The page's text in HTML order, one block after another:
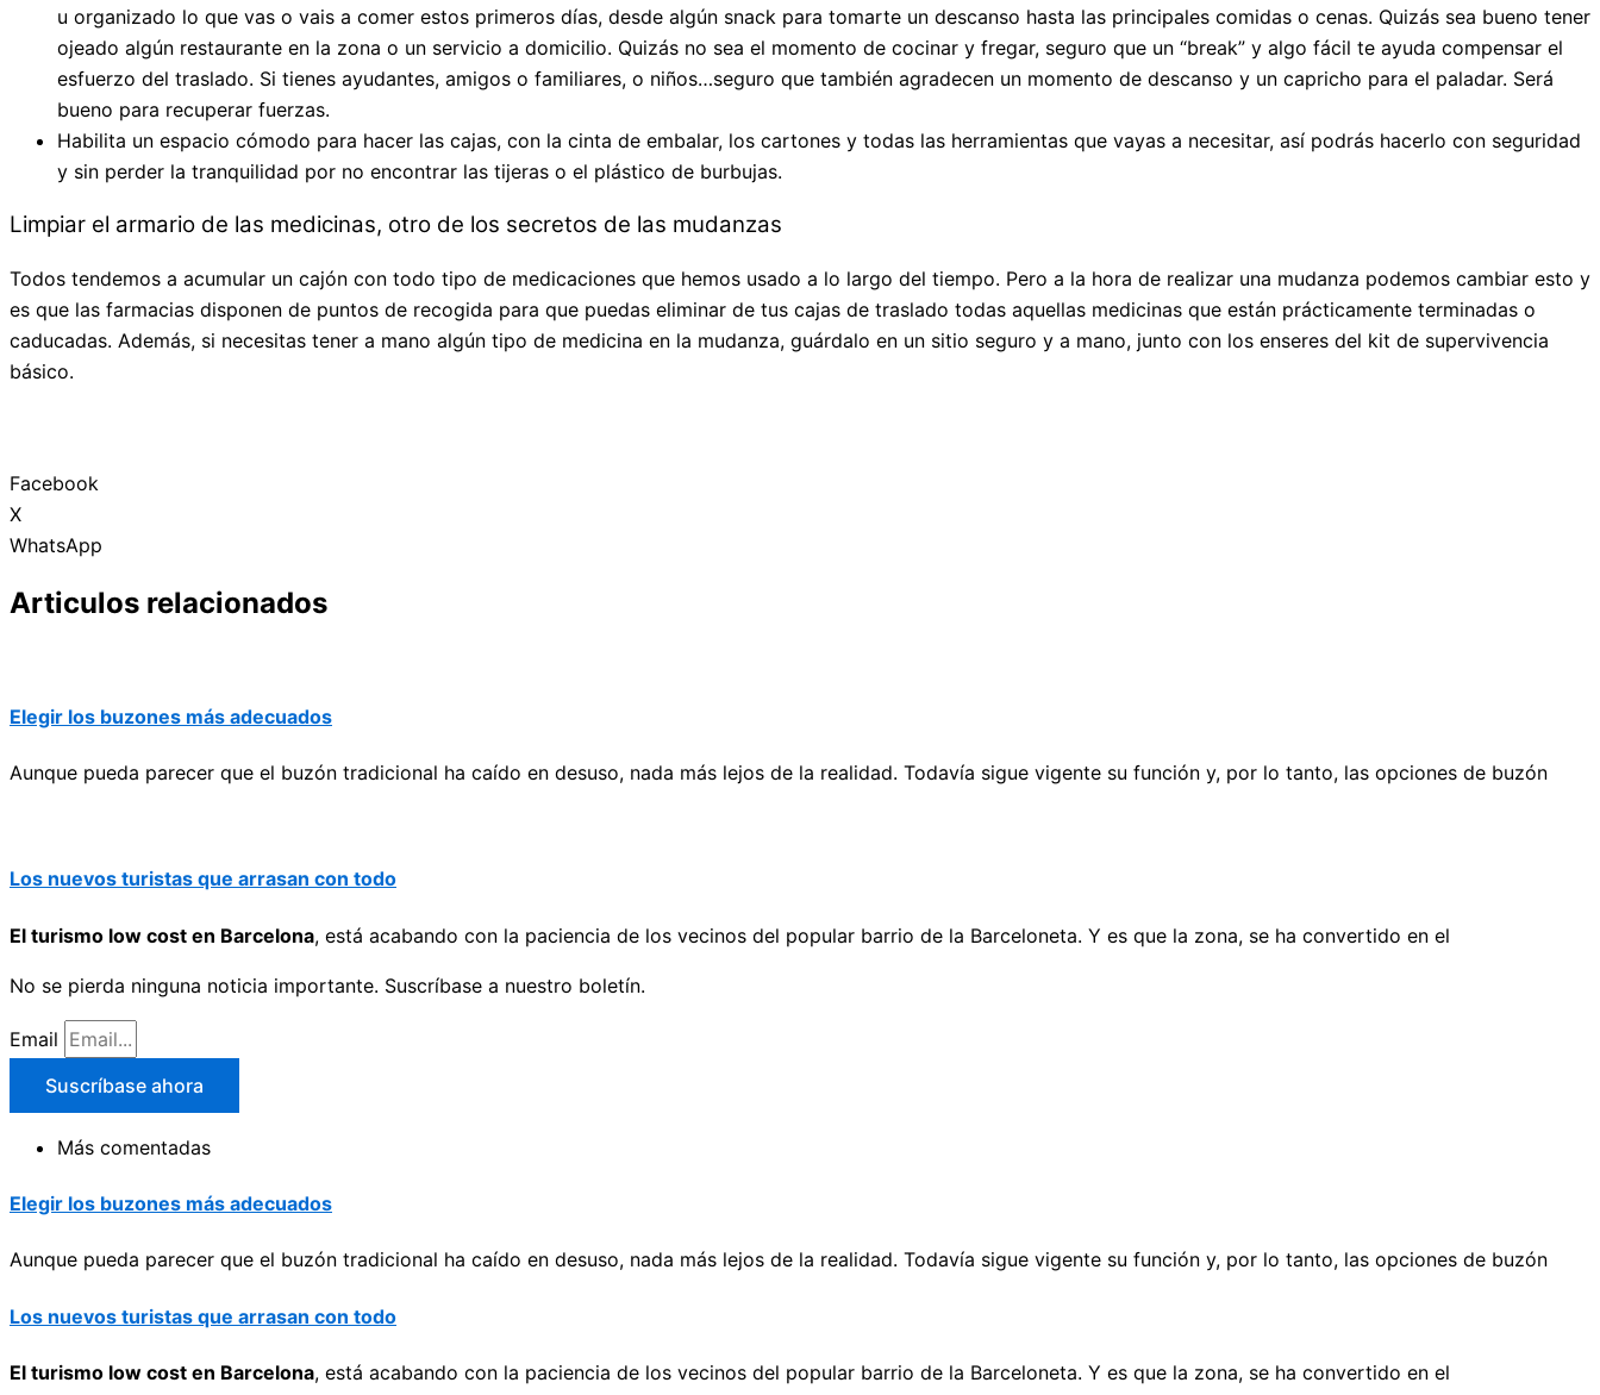
u organizado lo que vas o vais a comer estos primeros días, desde algún snack para tomarte un descanso hasta las principales comidas o cenas. Quizás sea bueno tener
ojeado algún restaurante en la zona o un servicio a domicilio. Quizás no sea el momento de cocinar y fregar, seguro que un “break” y algo fácil te ayuda compensar el
esfuerzo del traslado. Si tienes ayudantes, amigos o familiares, o niños…seguro que también agradecen un momento de descanso y un capricho para el paladar. Será
bueno para recuperar fuerzas.
Habilita un espacio cómodo para hacer las cajas, con la cinta de embalar, los cartones y todas las herramientas que vayas a necesitar, así podrás hacerlo con seguridad
y sin perder la tranquilidad por no encontrar las tijeras o el plástico de burbujas.
Limpiar el armario de las medicinas, otro de los secretos de las mudanzas
Todos tendemos a acumular un cajón con todo tipo de medicaciones que hemos usado a lo largo del tiempo. Pero a la hora de realizar una mudanza podemos cambiar esto y
es que las farmacias disponen de puntos de recogida para que puedas eliminar de tus cajas de traslado todas aquellas medicinas que están prácticamente terminadas o
caducadas. Además, si necesitas tener a mano algún tipo de medicina en la mudanza, guárdalo en un sitio seguro y a mano, junto con los enseres del kit de supervivencia
básico.
Facebook
X
WhatsApp
Articulos relacionados
Elegir los buzones más adecuados
Aunque pueda parecer que el buzón tradicional ha caído en desuso, nada más lejos de la realidad. Todavía sigue vigente su función y, por lo tanto, las opciones de buzón
Los nuevos turistas que arrasan con todo
El turismo low cost en Barcelona, está acabando con la paciencia de los vecinos del popular barrio de la Barceloneta. Y es que la zona, se ha convertido en el
No se pierda ninguna noticia importante. Suscríbase a nuestro boletín.
Email
Suscríbase ahora
Más comentadas
Elegir los buzones más adecuados
Aunque pueda parecer que el buzón tradicional ha caído en desuso, nada más lejos de la realidad. Todavía sigue vigente su función y, por lo tanto, las opciones de buzón
Los nuevos turistas que arrasan con todo
El turismo low cost en Barcelona, está acabando con la paciencia de los vecinos del popular barrio de la Barceloneta. Y es que la zona, se ha convertido en el